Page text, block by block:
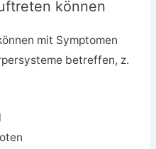
können
mit Symptomen
betreffen, z.